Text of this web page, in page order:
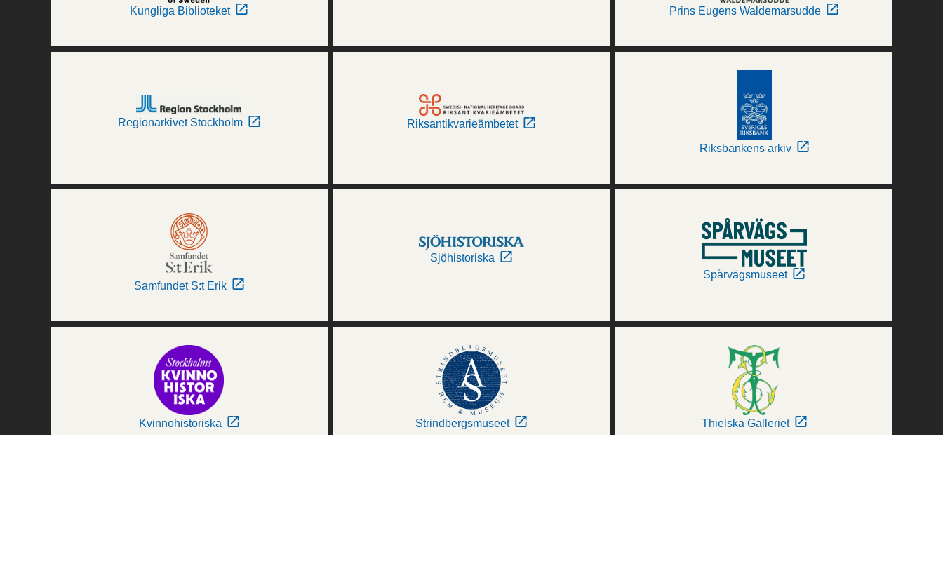
Kungliga Biblioteket
Prins Eugens Waldemarsudde
Regionarkivet Stockholm Riksantikvarieämbetet
Riksbankens arkiv
Samfundet S:t Erik
Sjöhistoriska
Spårvägsmuseet
Kvinnohistoriska Strindbergsmuseet Thielska Galleriet